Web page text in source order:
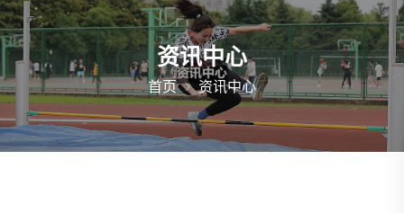
资讯中心
首页 资讯中心